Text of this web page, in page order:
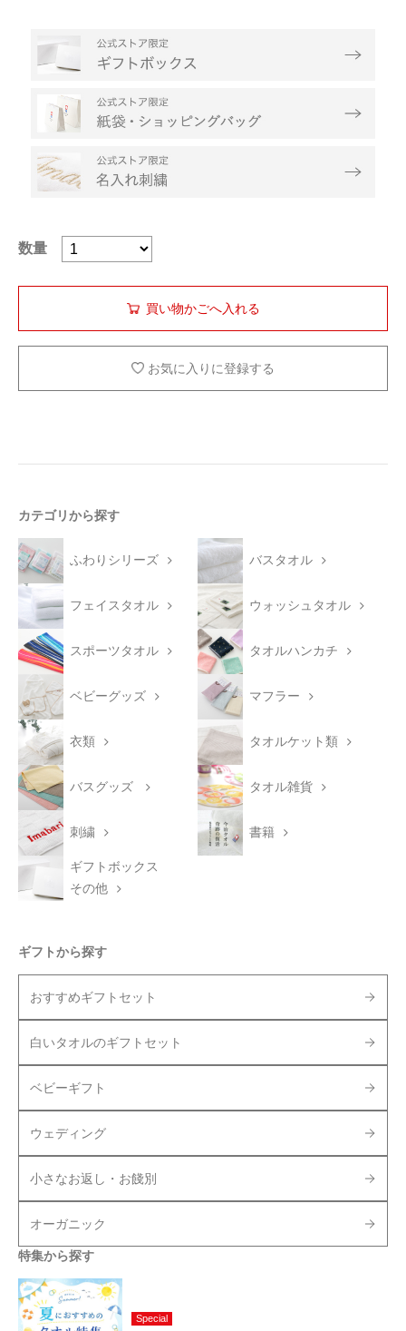
数量
お気に入りに登録する
カテゴリから探す
ふわりシリーズ バスタオル
フェイスタオル ウォッシュタオル
スポーツタオル タオルハンカチ
ベビーグッズ マフラー
衣類 タオルケット類
バスグッズ タオル雑貨
刺繍 書籍
ギフトボックス
その他
ギフトから探す
おすすめギフトセット
白いタオルのギフトセット
ベビーギフト
ウェディング
小さなお返し・お餞別
オーガニック
特集から探す
Special